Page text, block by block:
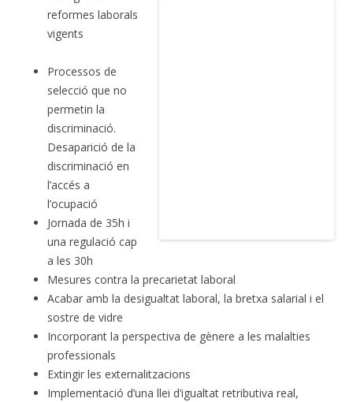
reformes laborals
vigents
Processos de
selecció que no
permetin la
discriminació.
Desaparició de la
discriminació en
l’accés a
l’ocupació
Jornada de 35h i
una regulació cap
a les 30h
Mesures contra la precarietat laboral
Acabar amb la desigualtat laboral, la bretxa salarial i el
sostre de vidre
Incorporant la perspectiva de gènere a les malalties
professionals
Extingir les externalitzacions
Implementació d’una llei d’igualtat retributiva real,